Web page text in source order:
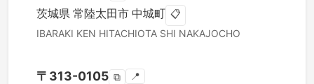
茨城県 常陸太田市 中城町 📋
IBARAKI KEN HITACHIOTA SHI NAKAJOCHO
〒 313-0105 ⧉ 📍